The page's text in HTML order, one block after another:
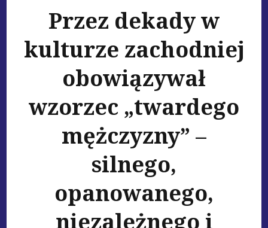
Przez dekady w
kulturze zachodniej
obowiązywał
wzorzec „twardego
mężczyzny” –
silnego,
opanowanego,
niezależnego i